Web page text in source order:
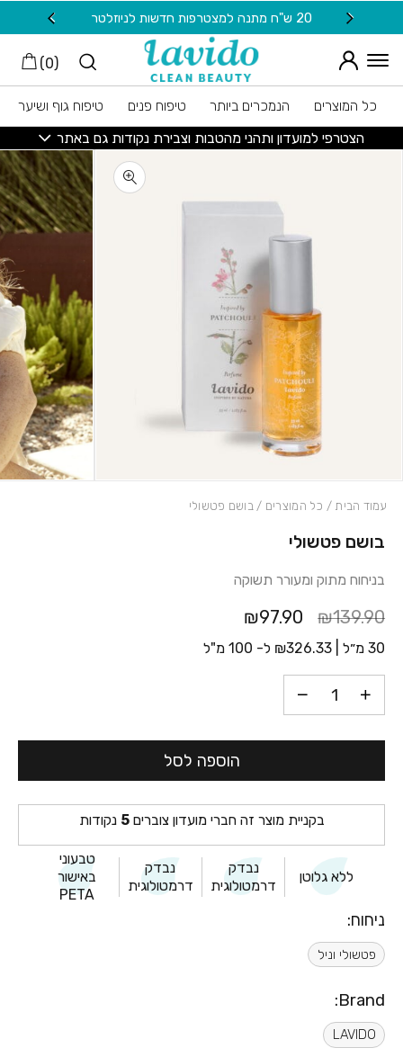
Skip to Content
20 ש"ח מתנה למצטרפות חדשות לניוזלטר
(
0
)
כל המוצרים הנמכרים ביותר טיפוח פנים
טיפוח גוף ושיער
הצטרפי למועדון ותהני מהטבות וצבירת נקודות גם באתר
בושם פטשולי
בניחוח מתוק ומעורר תשוקה
₪139.90
₪97.90
30 מ״ל | ₪326.33 ל- 100 מ"ל
כמות בושם פטשולי
הוספה לסל
בקניית מוצר זה חברי מועדון צוברים5 נקודות
ללא גלוטן
נבדק
דרמטולוגית
נבדק
דרמטולוגית
טבעוני
באישור
PETA
ניחוח:
פטשולי וניל
Brand:
LAVIDO
עמוד הבית / כל המוצרים / בושם פטשולי
בחזרה למעלה